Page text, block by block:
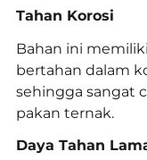
Tahan Korosi
Bahan ini
bertahan dalam
sehingga sangat
pakan ternak.
Daya Tahan